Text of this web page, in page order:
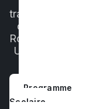
traditions
du
Royaume-
Uni.
Programme
Scolaire